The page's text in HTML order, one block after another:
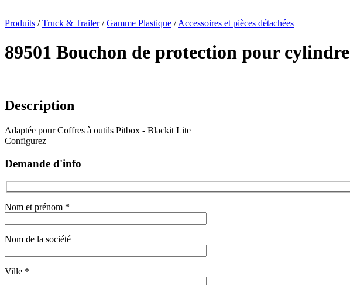
Produits /Truck & Trailer/Gamme Plastique /Accessoires et pièces détachées
89501 Bouchon de protection pour cylindre
Description
Adaptée pour Coffres à outils Pitbox - Blackit Lite
Configurez
Demande d'info
Nom et prénom *
Nom de la société
Ville *